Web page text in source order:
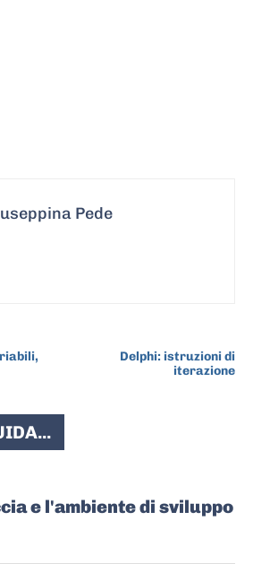
Pede
Delphi: istruzioni di
iterazione
e l'ambiente di sviluppo